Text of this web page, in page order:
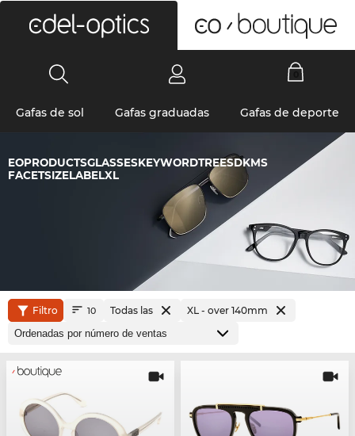
Gafas de sol Gafas graduadas Gafas de deporte
EOPRODUCTSGLASSESKEYWORDTREESDKMS
FACETSIZELABELXL
Filtro 10 Todas las XL - over 140mm